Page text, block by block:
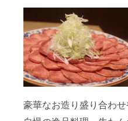
豪華なお造り盛り合わ